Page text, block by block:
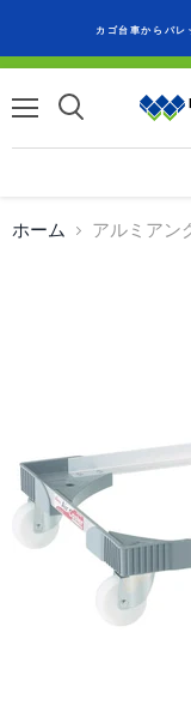
カゴ台車からパレ
ニ
ホーム アルミアン